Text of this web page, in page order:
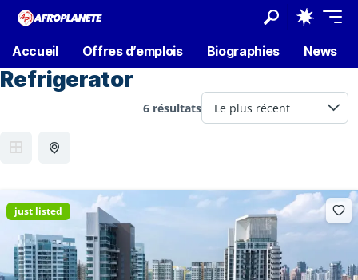
Accueil Offres d’emplois Biographies News
Refrigerator
6 résultats
just listed